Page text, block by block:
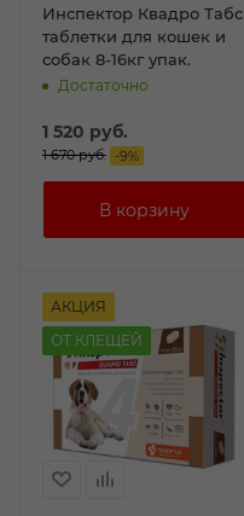
Инспектор Квадро Табс
таблетки для кошек и
собак 8-16кг упак.
Достаточно
1 520 руб.
1 670руб. -9%
АКЦИЯ
ОТ КЛЕЩЕЙ